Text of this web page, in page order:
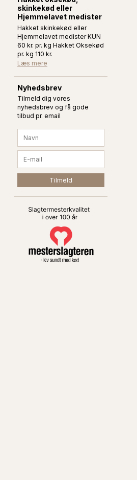
skinkekød eller
Hjemmelavet medister
Hakket skinkekød eller
Hjemmelavet medister KUN
60 kr. pr. kg Hakket Oksekød
pr. kg 110 kr.
Læs mere
Nyhedsbrev
Tilmeld dig vores
nyhedsbrev og få gode
tilbud pr. email